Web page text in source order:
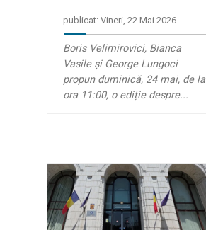
publicat: Vineri, 22 Mai 2026
Boris Velimirovici, Bianca
Vasile și George Lungoci
propun duminică, 24 mai, de la
ora 11:00, o ediție despre...